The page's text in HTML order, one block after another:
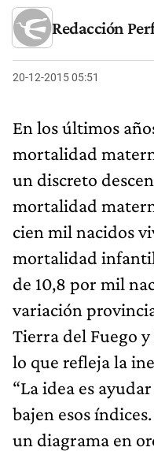
Redacción
20-12-2015 05:51
En los últimos
mortalidad
un discreto
mortalidad
cien mil nacidos
mortalidad
de 10,8 por mil
variación
Tierra del Fuego
lo que refleja la
“La idea es
bajen esos
un diagrama en